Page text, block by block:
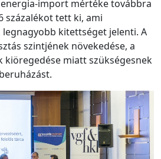
import mértéke továbbra
százalékot tett ki, ami
legnagyobb kitettséget jelenti. A
szintjének növekedése, a
kiöregedése miatt szükségesnek